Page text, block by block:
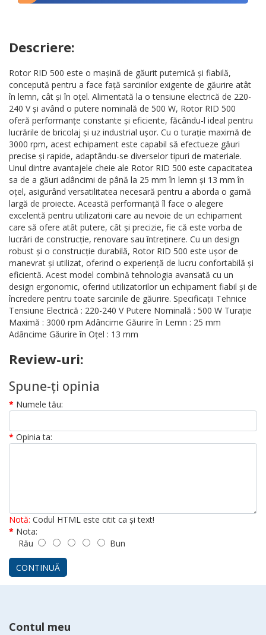
Descriere:
Rotor RID 500 este o mașină de găurit puternică și fiabilă,
concepută pentru a face față sarcinilor exigente de găurire atât
în lemn, cât și în oțel. Alimentată la o tensiune electrică de 220-
240 V și având o putere nominală de 500 W, Rotor RID 500
oferă performanțe constante și eficiente, făcându-l ideal pentru
lucrările de bricolaj și uz industrial ușor. Cu o turație maximă de
3000 rpm, acest echipament este capabil să efectueze găuri
precise și rapide, adaptându-se diverselor tipuri de materiale.
Unul dintre avantajele cheie ale Rotor RID 500 este capacitatea
sa de a găuri adâncimi de până la 25 mm în lemn și 13 mm în
oțel, asigurând versatilitatea necesară pentru a aborda o gamă
largă de proiecte. Această performanță îl face o alegere
excelentă pentru utilizatorii care au nevoie de un echipament
care să ofere atât putere, cât și precizie, fie că este vorba de
lucrări de construcție, renovare sau întreținere. Cu un design
robust și o construcție durabilă, Rotor RID 500 este ușor de
manevrat și utilizat, oferind o experiență de lucru confortabilă și
eficientă. Acest model combină tehnologia avansată cu un
design ergonomic, oferind utilizatorilor un echipament fiabil și de
încredere pentru toate sarcinile de găurire. Specificații Tehnice
Tensiune Electrică : 220-240 V Putere Nominală : 500 W Turație
Maximă : 3000 rpm Adâncime Găurire în Lemn : 25 mm
Adâncime Găurire în Oțel : 13 mm
Review-uri:
Spune-ţi opinia
Numele tău:
Opinia ta:
Notă: Codul HTML este citit ca şi text!
Nota:
Rău
Bun
CONTINUĂ
Contul meu